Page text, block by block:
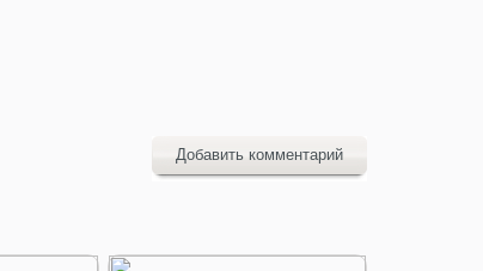
Добавить комментарий